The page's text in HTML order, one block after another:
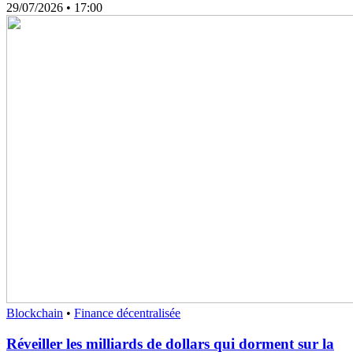
29/07/2026 • 17:00
Blockchain • Finance décentralisée
Réveiller les milliards de dollars qui dorment sur la